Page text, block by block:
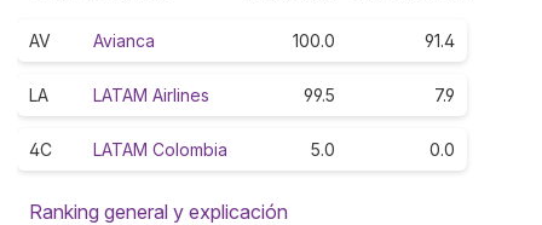
AV Avianca 100.0 91.4
LA LATAM Airlines 99.5 7.9
4C LATAM Colombia 5.0 0.0
Ranking general y explicación